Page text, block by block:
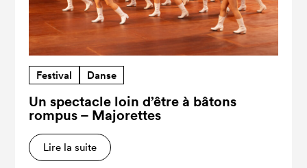
Festival Danse
Un spectacle loin d’être à bâtons
rompus – Majorettes
Lire la suite